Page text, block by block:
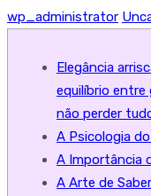
wp_administrator
Elegância
equilíbrio entre
não perder
A Psicologia
A Importância
A Arte de